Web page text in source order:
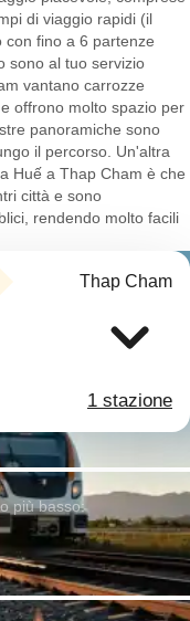
di viaggio rapidi (il
fino a 6 partenze
sono al tuo servizio
vantano carrozze
offrono molto spazio per
panoramiche sono
il percorso. Un'altra
Huế a Thap Cham è che
città e sono
rendendo molto facili
Thap Cham
1 stazione
più basso: